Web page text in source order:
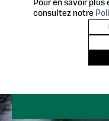
TRANSPORT
TRANSPORT
Pour en savoir plus
consultez notre